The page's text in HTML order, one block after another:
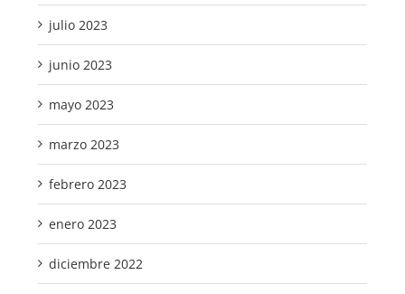
julio 2023
junio 2023
mayo 2023
marzo 2023
febrero 2023
enero 2023
diciembre 2022